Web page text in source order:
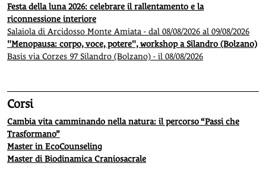
Festa della luna 2026: celebrare il rallentamento e la
riconnessione interiore
Salaiola di Arcidosso Monte Amiata - dal 08/08/2026 al 09/08/2026
"Menopausa: corpo, voce, potere", workshop a Silandro (Bolzano)
Basis via Corzes 97 Silandro (Bolzano) - il 08/08/2026
Corsi
Cambia vita camminando nella natura: il percorso “Passi che
Trasformano”
Master in EcoCounseling
Master di Biodinamica Craniosacrale